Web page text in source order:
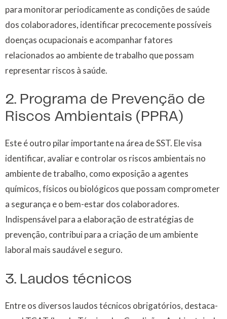
para monitorar periodicamente as condições de saúde
dos colaboradores, identificar precocemente possíveis
doenças ocupacionais e acompanhar fatores
relacionados ao ambiente de trabalho que possam
representar riscos à saúde.
2. Programa de Prevenção de
Riscos Ambientais (PPRA)
Este é outro pilar importante na área de SST. Ele visa
identificar, avaliar e controlar os riscos ambientais no
ambiente de trabalho, como exposição a agentes
químicos, físicos ou biológicos que possam comprometer
a segurança e o bem-estar dos colaboradores.
Indispensável para a elaboração de estratégias de
prevenção, contribui para a criação de um ambiente
laboral mais saudável e seguro.
3. Laudos técnicos
Entre os diversos laudos técnicos obrigatórios, destaca-